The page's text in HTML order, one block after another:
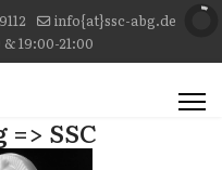
info{at}ssc-abg.de
19:00-21:00
SSC